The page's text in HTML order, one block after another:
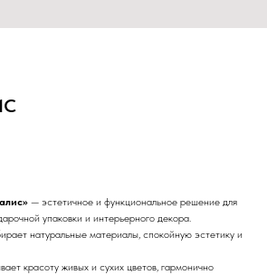
— эстетичное и функциональное решение для
упаковки и интерьерного декора.
натуральные материалы, спокойную эстетику и
красоту живых и сухих цветов, гармонично